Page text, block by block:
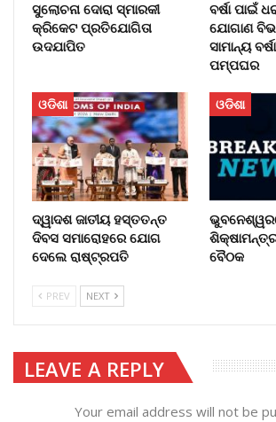
ସୁଲୋଚନା ଦୋରା ସ୍ମାରକୀ
କ୍ରିକେଟ ପ୍ରତିଯୋଗିତା
ଉଦଯାପିତ
ବର୍ଷା ପାଇଁ
ଯୋଗାଣ
ସାମାନ୍ୟ
ପମ୍ପଘର
ଓଡିଶା
ଦ୍ୱାଦଶ ଜାତୀୟ ହସ୍ତତନ୍ତ
ଦିବସ ସମାରୋହରେ ଯୋଗ
ଦେଲେ ରାଷ୍ଟ୍ରପତି
ଓଡିଶା
ବୈଠକ
PREV NEXT
LEAVE A REPLY
Your email address will not be